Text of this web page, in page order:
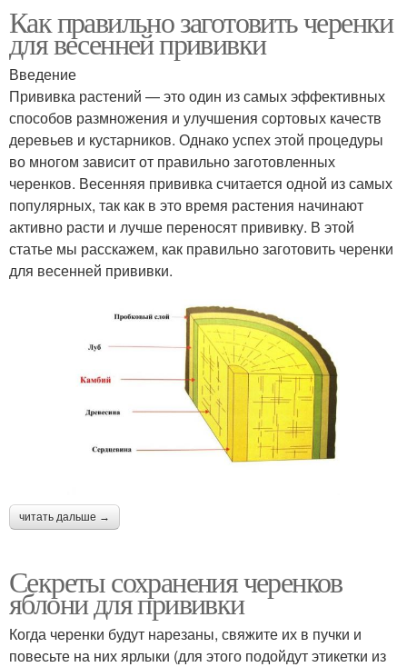
Как правильно заготовить черенки
для весенней прививки
Введение
Прививка растений — это один из самых эффективных
способов размножения и улучшения сортовых качеств
деревьев и кустарников. Однако успех этой процедуры
во многом зависит от правильно заготовленных
черенков. Весенняя прививка считается одной из самых
популярных, так как в это время растения начинают
активно расти и лучше переносят прививку. В этой
статье мы расскажем, как правильно заготовить черенки
для весенней прививки.
читать дальше →
Секреты сохранения черенков
яблони для прививки
Когда черенки будут нарезаны, свяжите их в пучки и
повесьте на них ярлыки (для этого подойдут этикетки из